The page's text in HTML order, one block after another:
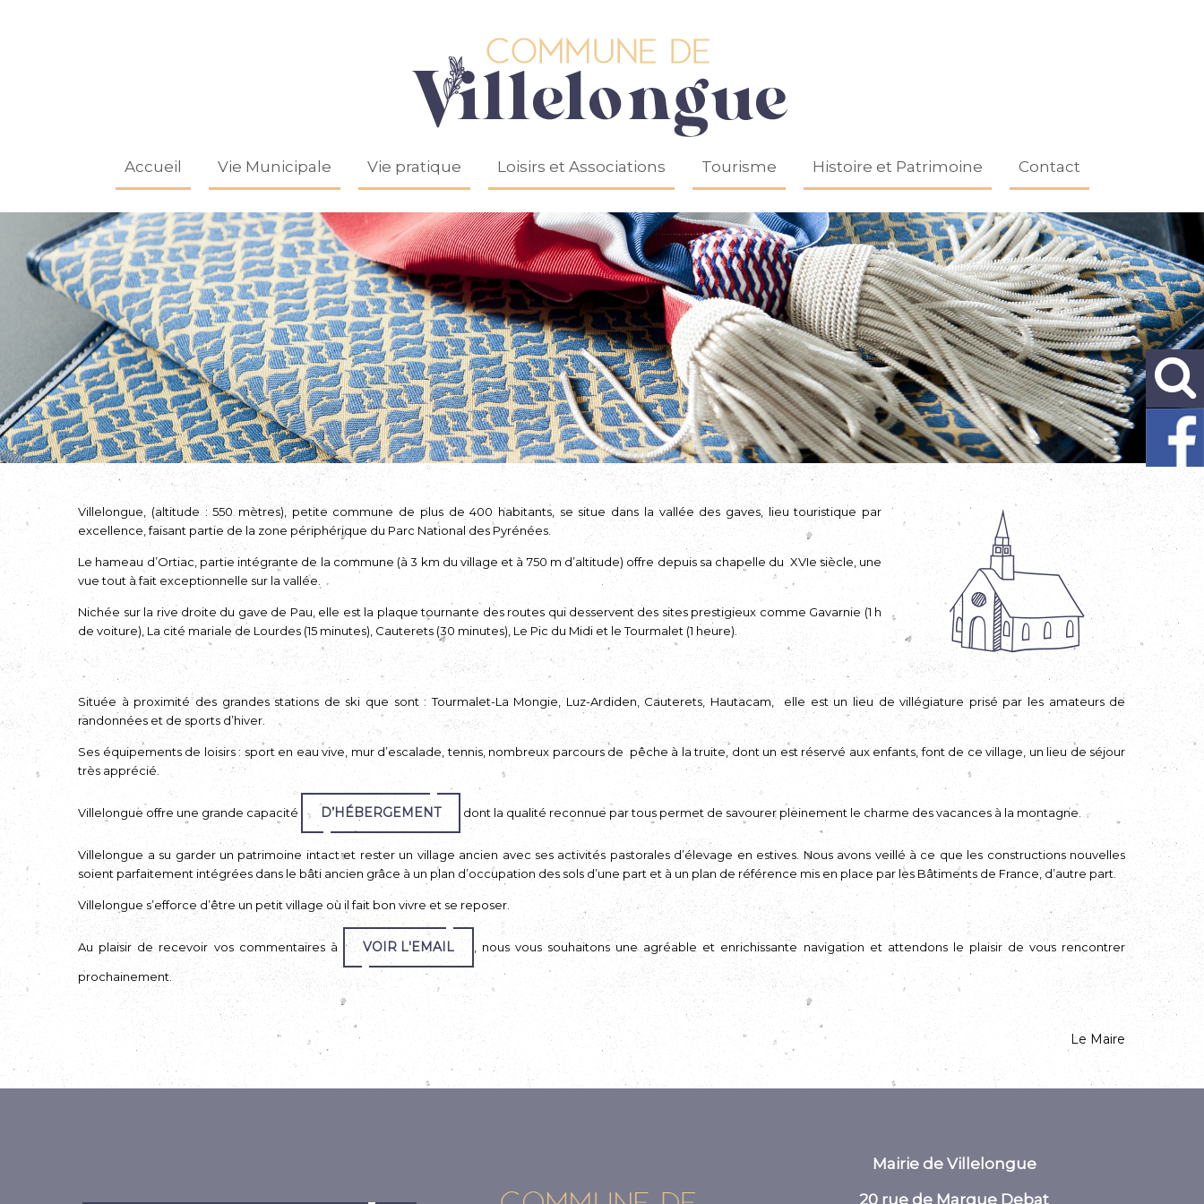
Accueil Vie Municipale Vie pratique Loisirs et Associations Tourisme Histoire et Patrimoine Contact
Villelongue, (altitude : 550 mètres), petite commune de plus de 400 habitants, se situe dans la vallée des gaves, lieu touristique par
excellence, faisant partie de la zone périphérique du Parc National des Pyrénées.
Le hameau d’Ortiac, partie intégrante de la commune (à 3 km du village et à 750 m d’altitude) offre depuis sa chapelle du XVIe siècle, une
vue tout à fait exceptionnelle sur la vallée.
Nichée sur la rive droite du gave de Pau, elle est la plaque tournante des routes qui desservent des sites prestigieux comme Gavarnie (1 h
de voiture), La cité mariale de Lourdes (15 minutes), Cauterets (30 minutes), Le Pic du Midi et le Tourmalet (1 heure).
Située à proximité des grandes stations de ski que sont : Tourmalet-La Mongie, Luz-Ardiden, Cauterets, Hautacam, elle est un lieu de villégiature prisé par les amateurs de
randonnées et de sports d’hiver.
Ses équipements de loisirs : sport en eau vive, mur d’escalade, tennis, nombreux parcours de pêche à la truite, dont un est réservé aux enfants, font de ce village, un lieu de séjour
très apprécié.
Villelongue offre une grande capacité D’HÉBERGEMENT dont la qualité reconnue par tous permet de savourer pleinement le charme des vacances à la montagne.
Villelongue a su garder un patrimoine intact et rester un village ancien avec ses activités pastorales d’élevage en estives. Nous avons veillé à ce que les constructions nouvelles
soient parfaitement intégrées dans le bâti ancien grâce à un plan d’occupation des sols d’une part et à un plan de référence mis en place par les Bâtiments de France, d’autre part.
Villelongue s’efforce d’être un petit village où il fait bon vivre et se reposer.
Au plaisir de recevoir vos commentaires à VOIR L'EMAIL , nous vous souhaitons une agréable et enrichissante navigation et attendons le plaisir de vous rencontrer
prochainement.
Le Maire
Mairie de Villelongue
20 rue de Marque Debat